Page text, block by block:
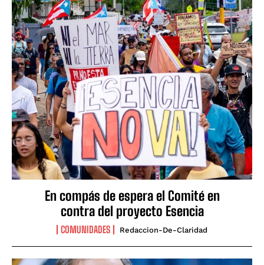
En compás de espera el Comité en
contra del proyecto Esencia
COMUNIDADES Redaccion-De-Claridad